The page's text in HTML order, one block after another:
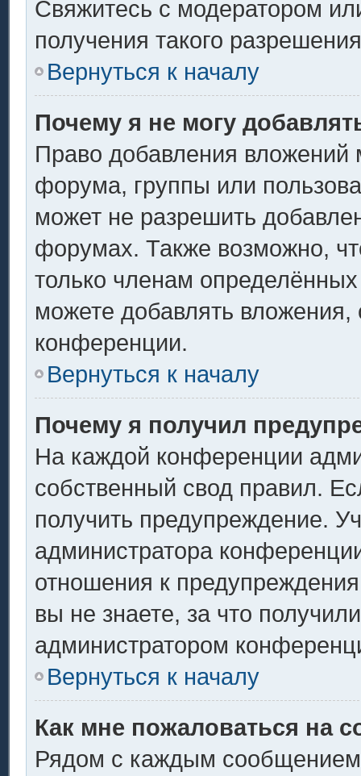
Свяжитесь с модератором
получения такого
Вернуться к началу
Почему я не могу
Право добавления вложений
форума, группы или
может не разрешить
форумах. Также возможно,
только членам
можете добавлять
конференции.
Вернуться к началу
Почему я получил
На каждой конференции
собственный свод правил.
получить предупреждение.
администратора
отношения к
вы не знаете, за что
администратором
Вернуться к началу
Как мне пожаловаться на
Рядом с каждым сообщением